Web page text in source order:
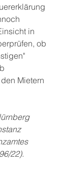
in
ob
Mietern
22).